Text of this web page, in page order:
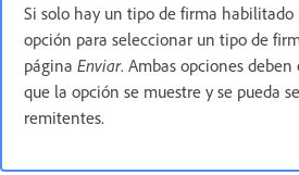
Si solo hay un tipo de firma habilitado
opción para seleccionar un tipo de
página Enviar. Ambas opciones
que la opción se muestre y se pueda
remitentes.